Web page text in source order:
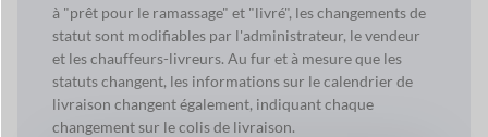
à "prêt pour le ramassage" et "livré", les changements de
statut sont modifiables par l'administrateur, le vendeur
et les chauffeurs-livreurs. Au fur et à mesure que les
statuts changent, les informations sur le calendrier de
livraison changent également, indiquant chaque
changement sur le colis de livraison.